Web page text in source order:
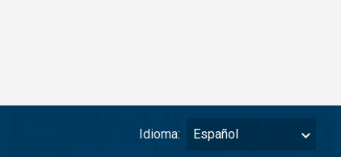
Idioma: Español